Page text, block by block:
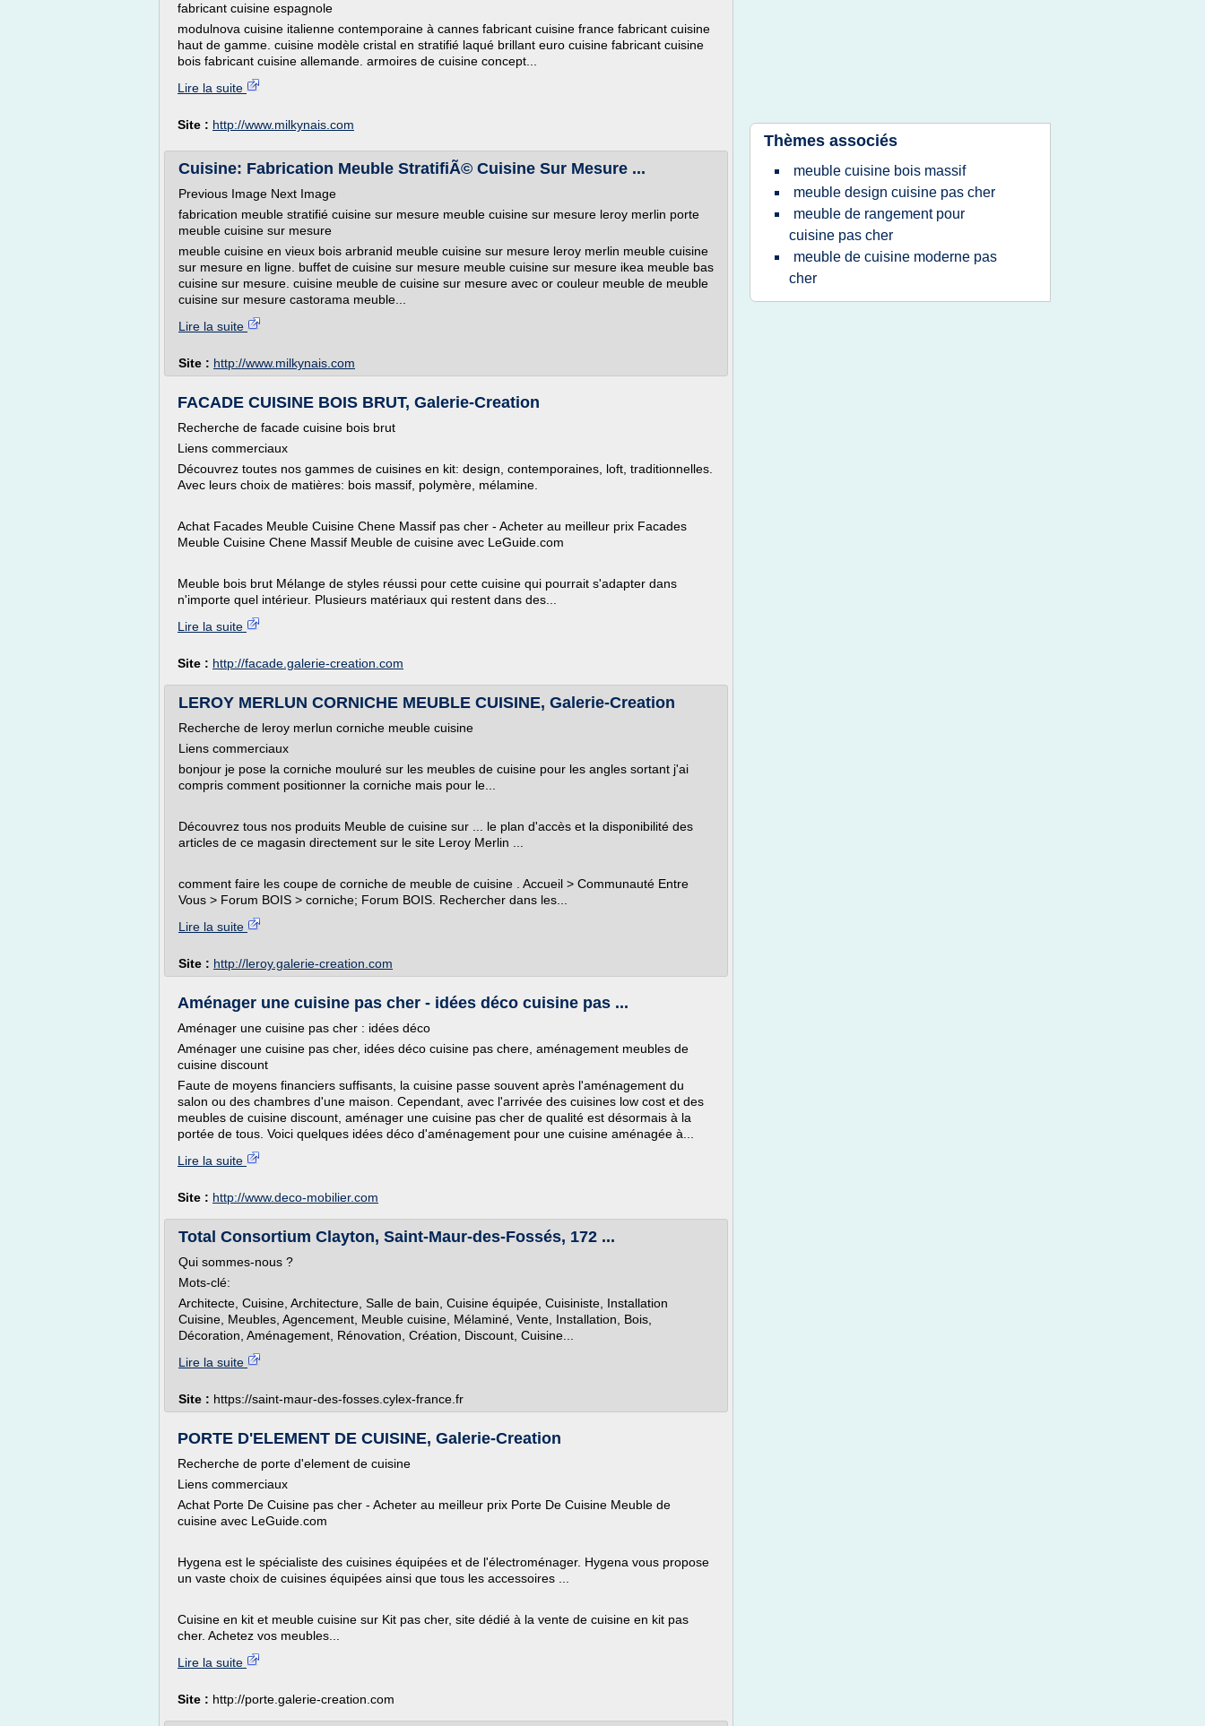
fabricant cuisine espagnole
modulnova cuisine italienne contemporaine à cannes fabricant cuisine france fabricant cuisine
haut de gamme. cuisine modèle cristal en stratifié laqué brillant euro cuisine fabricant cuisine
bois fabricant cuisine allemande. armoires de cuisine concept...
Lire la suite
Site : http://www.milkynais.com
Cuisine: Fabrication Meuble StratifiÃ© Cuisine Sur Mesure ...
Previous Image Next Image
fabrication meuble stratifié cuisine sur mesure meuble cuisine sur mesure leroy merlin porte
meuble cuisine sur mesure
meuble cuisine en vieux bois arbranid meuble cuisine sur mesure leroy merlin meuble cuisine
sur mesure en ligne. buffet de cuisine sur mesure meuble cuisine sur mesure ikea meuble bas
cuisine sur mesure. cuisine meuble de cuisine sur mesure avec or couleur meuble de meuble
cuisine sur mesure castorama meuble...
Lire la suite
Site : http://www.milkynais.com
FACADE CUISINE BOIS BRUT, Galerie-Creation
Recherche de facade cuisine bois brut
Liens commerciaux
Découvrez toutes nos gammes de cuisines en kit: design, contemporaines, loft, traditionnelles.
Avec leurs choix de matières: bois massif, polymère, mélamine.
Achat Facades Meuble Cuisine Chene Massif pas cher - Acheter au meilleur prix Facades
Meuble Cuisine Chene Massif Meuble de cuisine avec LeGuide.com
Meuble bois brut Mélange de styles réussi pour cette cuisine qui pourrait s'adapter dans
n'importe quel intérieur. Plusieurs matériaux qui restent dans des...
Lire la suite
Site : http://facade.galerie-creation.com
LEROY MERLUN CORNICHE MEUBLE CUISINE, Galerie-Creation
Recherche de leroy merlun corniche meuble cuisine
Liens commerciaux
bonjour je pose la corniche mouluré sur les meubles de cuisine pour les angles sortant j'ai
compris comment positionner la corniche mais pour le...
Découvrez tous nos produits Meuble de cuisine sur ... le plan d'accès et la disponibilité des
articles de ce magasin directement sur le site Leroy Merlin ...
comment faire les coupe de corniche de meuble de cuisine . Accueil > Communauté Entre
Vous > Forum BOIS > corniche; Forum BOIS. Rechercher dans les...
Lire la suite
Site : http://leroy.galerie-creation.com
Aménager une cuisine pas cher - idées déco cuisine pas ...
Aménager une cuisine pas cher : idées déco
Aménager une cuisine pas cher, idées déco cuisine pas chere, aménagement meubles de
cuisine discount
Faute de moyens financiers suffisants, la cuisine passe souvent après l'aménagement du
salon ou des chambres d'une maison. Cependant, avec l'arrivée des cuisines low cost et des
meubles de cuisine discount, aménager une cuisine pas cher de qualité est désormais à la
portée de tous. Voici quelques idées déco d'aménagement pour une cuisine aménagée à...
Lire la suite
Site : http://www.deco-mobilier.com
Total Consortium Clayton, Saint-Maur-des-Fossés, 172 ...
Qui sommes-nous ?
Mots-clé:
Architecte, Cuisine, Architecture, Salle de bain, Cuisine équipée, Cuisiniste, Installation
Cuisine, Meubles, Agencement, Meuble cuisine, Mélaminé, Vente, Installation, Bois,
Décoration, Aménagement, Rénovation, Création, Discount, Cuisine...
Lire la suite
Site : https://saint-maur-des-fosses.cylex-france.fr
PORTE D'ELEMENT DE CUISINE, Galerie-Creation
Recherche de porte d'element de cuisine
Liens commerciaux
Achat Porte De Cuisine pas cher - Acheter au meilleur prix Porte De Cuisine Meuble de
cuisine avec LeGuide.com
Hygena est le spécialiste des cuisines équipées et de l'électroménager. Hygena vous propose
un vaste choix de cuisines équipées ainsi que tous les accessoires ...
Cuisine en kit et meuble cuisine sur Kit pas cher, site dédié à la vente de cuisine en kit pas
cher. Achetez vos meubles...
Lire la suite
Site : http://porte.galerie-creation.com
Thèmes associés
meuble cuisine bois massif
meuble design cuisine pas cher
meuble de rangement pour
cuisine pas cher
meuble de cuisine moderne pas
cher